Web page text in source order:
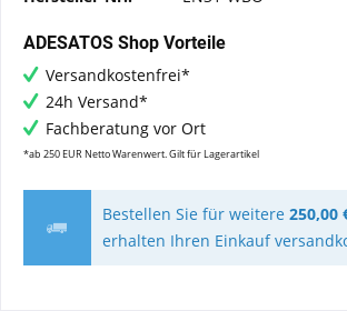
ADESATOS Shop Vorteile
Versandkostenfrei*
24h Versand*
Fachberatung vor Ort
*ab 250 EUR Netto Warenwert. Gilt für Lagerartikel
Bestellen Sie für weitere 250,00
erhalten Ihren Einkauf